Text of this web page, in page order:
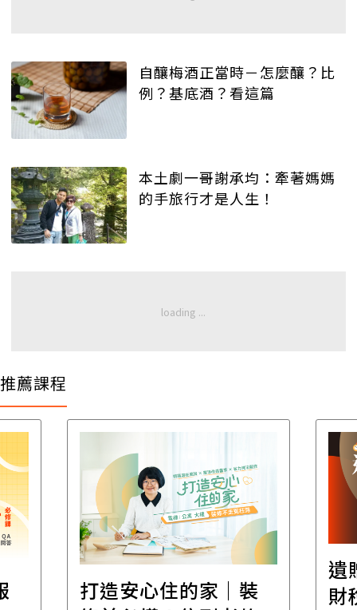
自釀梅酒正當時－怎麼釀？比
例？基底酒？看這篇
本土劇一哥謝承均：牽著媽媽
的手旅行才是人生！
推薦課程
打造安心住的家｜裝
遺
財